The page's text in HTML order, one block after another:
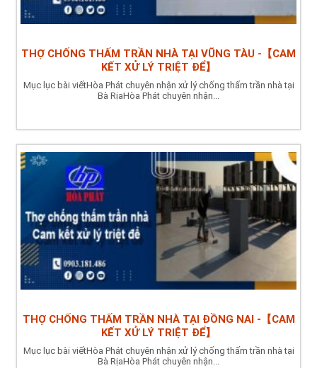
THỢ CHỐNG THẤM TRẦN NHÀ TẠI VŨNG TÀU -【CAM
KẾT XỬ LÝ TRIỆT ĐỂ】
Mục lục bài viếtHòa Phát chuyên nhận xử lý chống thấm trần nhà tại
Bà RịaHòa Phát chuyên nhận...
THỢ CHỐNG THẤM TRẦN NHÀ TẠI ĐỒNG NAI -【CAM
KẾT XỬ LÝ TRIỆT ĐỂ】
Mục lục bài viếtHòa Phát chuyên nhận xử lý chống thấm trần nhà tại
Bà RịaHòa Phát chuyên nhận...